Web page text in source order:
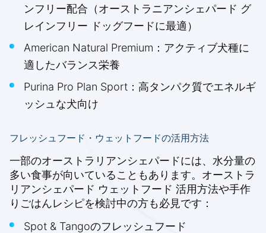
ンフリー配合（オーストラニアンシェパード グ
レインフリー ドッグフードに最適）
American Natural Premium：アクティブ犬種に
適したバランス栄養
Purina Pro Plan Sport：高タンパク質でエネルギ
ッシュな犬向け
フレッシュフード・ウェットフードの活用方法
一部のオーストラリアンシェパードには、水分量の
多い食事が向いていることもあります。オーストラ
リアンシェパード ウェットフード 活用方法や手作
りごはんレシピを検討中の方も必見です：
Spot & Tangoのフレッシュフード